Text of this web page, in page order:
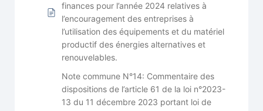
finances pour l’année 2024 relatives à
l’encouragement des entreprises à
l’utilisation des équipements et du matériel
productif des énergies alternatives et
renouvelables.
Note commune N°14: Commentaire des
dispositions de l’article 61 de la loi n°2023-
13 du 11 décembre 2023 portant loi de